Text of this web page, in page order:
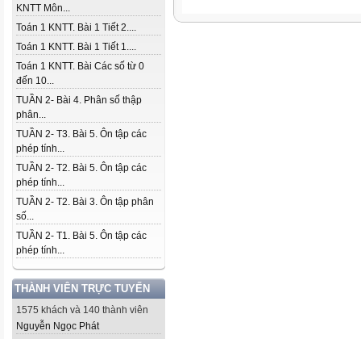
KNTT Môn...
Toán 1 KNTT. Bài 1 Tiết 2....
Toán 1 KNTT. Bài 1 Tiết 1....
Toán 1 KNTT. Bài Các số từ 0
đến 10...
TUẦN 2- Bài 4. Phân số thập
phân...
TUẦN 2- T3. Bài 5. Ôn tập các
phép tính...
TUẦN 2- T2. Bài 5. Ôn tập các
phép tính...
TUẦN 2- T2. Bài 3. Ôn tập phân
số...
TUẦN 2- T1. Bài 5. Ôn tập các
phép tính...
THÀNH VIÊN TRỰC TUYẾN
1575 khách và 140 thành viên
Nguyễn Ngọc Phát